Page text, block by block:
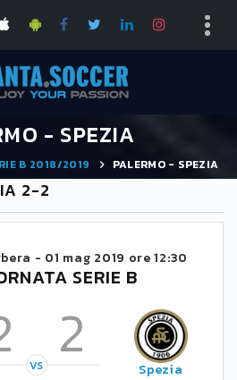
- SPEZIA
B 2018/2019 PALERMO - SPEZIA
2-2
- 01 mag 2019 ore 12:30
SERIE B
2
VS Spezia